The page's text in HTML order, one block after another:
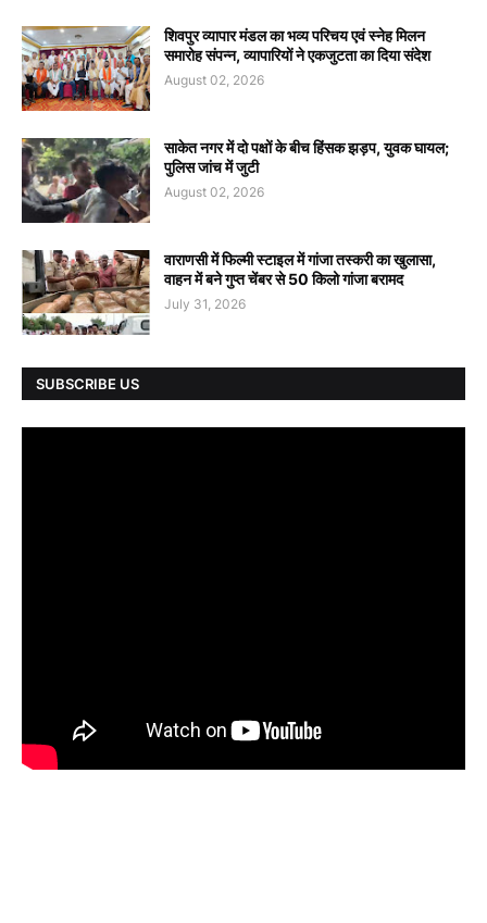
शिवपुर व्यापार मंडल का भव्य परिचय एवं स्नेह मिलन
समारोह संपन्न, व्यापारियों ने एकजुटता का दिया संदेश
August 02, 2026
साकेत नगर में दो पक्षों के बीच हिंसक झड़प, युवक घायल;
पुलिस जांच में जुटी
August 02, 2026
वाराणसी में फिल्मी स्टाइल में गांजा तस्करी का खुलासा,
वाहन में बने गुप्त चेंबर से 50 किलो गांजा बरामद
July 31, 2026
SUBSCRIBE US